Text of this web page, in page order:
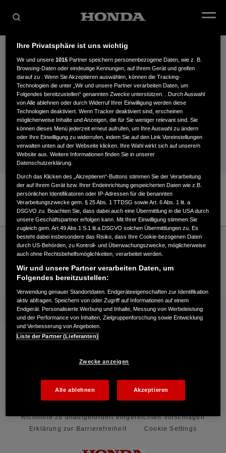
VIELEN DANK
Wir werden uns in Kürze bei Ihnen
melden.
Honda Industrie Nützliche Links Kontakt
form
Allgemeine Anfrage
Vielen Dank
Kontakt Händlersuche
Mehr von Honda
Folgen Sie uns auf
Richtlinie zu unaufgefordert eingereichten Vorschlägen
Erklärung zur Barrierefreiheit
Cookie Settings
Ihre Privatsphäre ist uns wichtig
Wir und unsere1015 Partner speichern personenbezogene Daten, wie z. B.
Browsing-Daten oder eindeutige Kennungen, auf Ihrem Gerät und greifen
darauf zu . Wenn Sie Akzeptieren auswählen, können die Tracking-
Technologien die unter „Wir und unsere Partner verarbeiten Daten, um
Folgendes bereitzustellen“ genannten Zwecke unterstützen. . Durch Auswahl
von Alle ablehnen oder durch Widerruf Ihrer Einwilligung werden diese
Technologien deaktiviert. Wenn Tracker deaktiviert sind, erscheinen
möglicherweise Inhalte und Anzeigen, die für Sie weniger relevant sind. Sie
können dieses Menü jederzeit erneut aufrufen, um Ihre Auswahl zu ändern
oder Ihre Einwilligung zu widerrufen, indem Sie auf den Link Voreinstellungen
verwalten unten auf der Webseite klicken. Ihre Wahl wirkt sich auf unsere/n
Website aus. Weitere Informationen finden Sie in unserer
Datenschutzerklärung.
Durch das Klicken des „Akzeptieren“-Buttons stimmen Sie der Verarbeitung
der auf Ihrem Gerät bzw. Ihrer Endeinrichtung gespeicherten Daten wie z.B.
persönlichen Identifikatoren oder IP-Adressen für die benannten
Verarbeitungszwecke gem. § 25 Abs. 1 TTDSG sowie Art. 6 Abs. 1 lit. a
DSGVO zu. Beachten Sie, dass dabei auch eine Übermittlung in die USA durch
unsere Geschäftspartner erfolgen kann. Mit Ihrer Einwilligung stimmen Sie
zugleich gem. Art.49 Abs.1 S.1 lit.a DSGVO solchen Übermittlungen zu. Es
besteht dabei insbesondere das Risiko, dass Ihre Cookie-bezogenen Daten
durch US-Behörden, zu Kontroll- und Überwachungszwecke, möglicherweise
auch ohne Rechtsbehelfsmöglichkeiten, verarbeitet werden.
Wir und unsere Partner verarbeiten Daten, um
Folgendes bereitzustellen:
Verwendung genauer Standortdaten. Endgeräteeigenschaften zur Identifikation
aktiv abfragen. Speichern von oder Zugriff auf Informationen auf einem
Endgerät. Personalisierte Werbung und Inhalte, Messung von Werbeleistung
und der Performance von Inhalten, Zielgruppenforschung sowie Entwicklung
und Verbesserung von Angeboten.
Liste der Partner (Lieferanten)
Zwecke anzeigen
Alle ablehnen Akzeptieren